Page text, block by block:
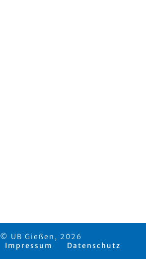
© UB Gießen, 2026
Impressum
Datenschutz